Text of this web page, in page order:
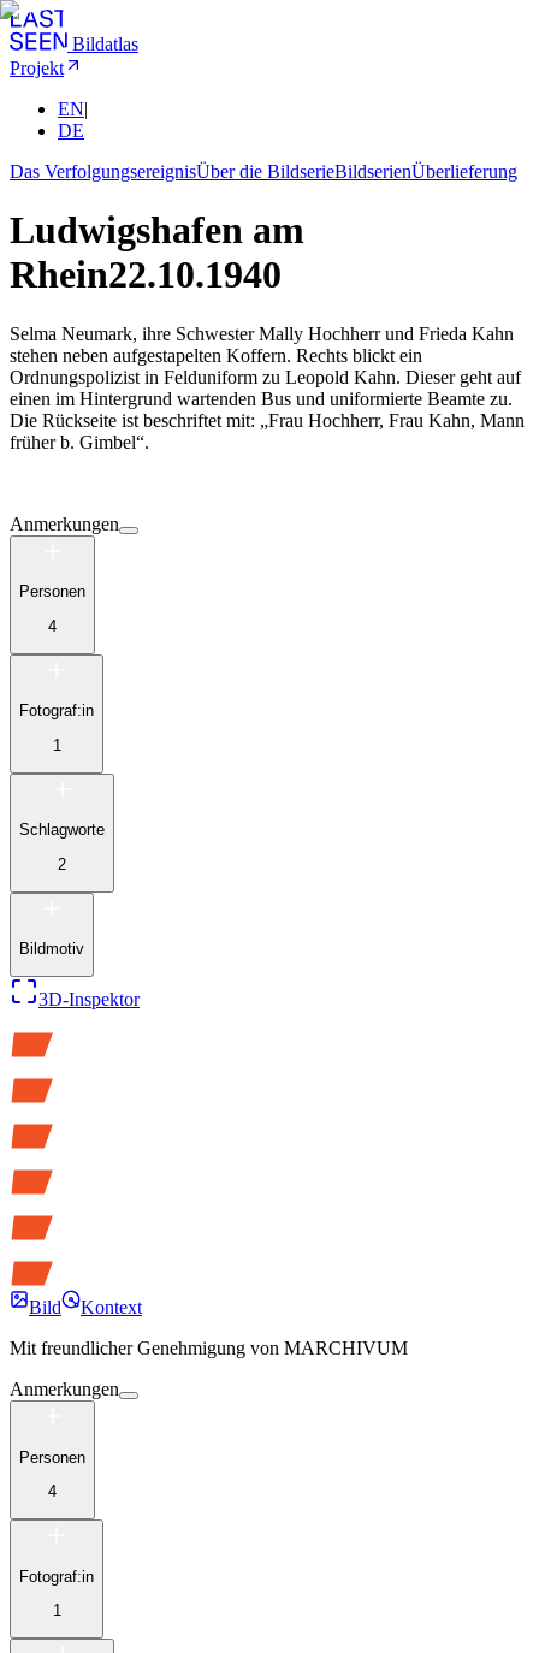
Bildatlas
Projekt
EN|
DE
Das VerfolgungsereignisÜber die BildserieBildserienÜberlieferung
Ludwigshafen am
Rhein22.10.1940
Selma Neumark, ihre Schwester Mally Hochherr und Frieda Kahn
stehen neben aufgestapelten Koffern. Rechts blickt ein
Ordnungspolizist in Felduniform zu Leopold Kahn. Dieser geht auf
einen im Hintergrund wartenden Bus und uniformierte Beamte zu.
Die Rückseite ist beschriftet mit: „Frau Hochherr, Frau Kahn, Mann
früher b. Gimbel“.
Anmerkungen
Personen
4
Fotograf:in
1
Schlagworte
2
Bildmotiv
3D-Inspektor
Bild
Kontext
Mit freundlicher Genehmigung von MARCHIVUM
Anmerkungen
Personen
4
Fotograf:in
1